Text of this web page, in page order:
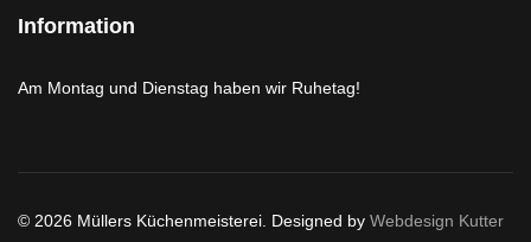
Information
Am Montag und Dienstag haben wir Ruhetag!
© 2026 Müllers Küchenmeisterei. Designed by Webdesign Kutter